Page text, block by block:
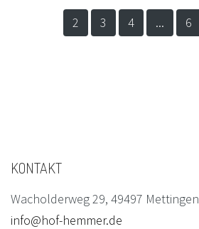
2 3 4 ... 6
KONTAKT
Wacholderweg 29, 49497 Mettingen
info@hof-hemmer.de